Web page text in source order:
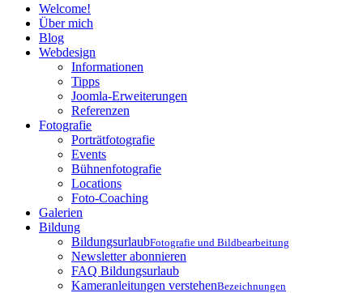
Welcome!
Über mich
Blog
Webdesign
Informationen
Tipps
Joomla-Erweiterungen
Referenzen
Fotografie
Porträtfotografie
Events
Bühnenfotografie
Locations
Foto-Coaching
Galerien
Bildung
BildungsurlaubFotografie und Bildbearbeitung
Newsletter abonnieren
FAQ Bildungsurlaub
Kameranleitungen verstehenBezeichnungen